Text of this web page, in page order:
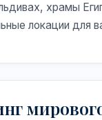
храмы
локации для